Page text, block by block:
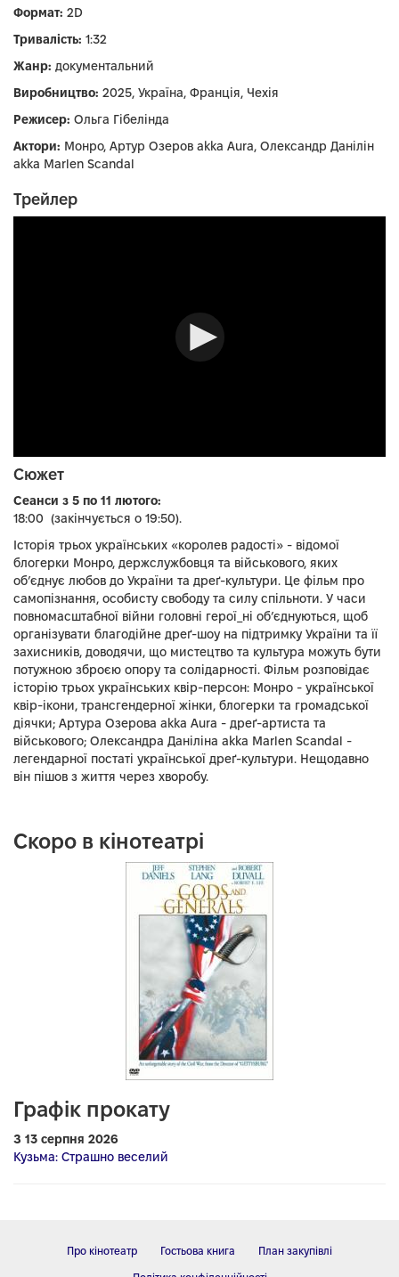
Формат: 2D
Тривалість: 1:32
Жанр: документальний
Виробництво: 2025, Україна, Франція, Чехія
Режисер: Ольга Гібелінда
Актори: Монро, Артур Озеров аkkа Aura, Олександр Данілін
аkka Marlen Scandal
Трейлер
Сюжет
Сеанси з 5 по 11 лютого:
18:00 (закінчується о 19:50).
Історія трьох українських «королев радості» - відомої
блогерки Монро, держслужбовця та військового, яких
об’єднує любов до України та дреґ-культури. Це фільм про
самопізнання, особисту свободу та силу спільноти. У часи
повномасштабної війни головні герої_ні об’єднуються, щоб
організувати благодійне дреґ-шоу на підтримку України та її
захисників, доводячи, що мистецтво та культура можуть бути
потужною зброєю опору та солідарності. Фільм розповідає
історію трьох українських квір-персон: Монро - української
квір-ікони, трансгендерної жінки, блогерки та громадської
діячки; Артура Озерова аkkа Aura - дреґ-артиста та
військового; Олександра Даніліна аkka Marlen Scandal -
легендарної постаті української дреґ-культури. Нещодавно
він пішов з життя через хворобу.
Скоро в кінотеатрі
Графік прокату
З 13 серпня 2026
Кузьма: Страшно веселий
Про кінотеатр Гостьова книга План закупівлі